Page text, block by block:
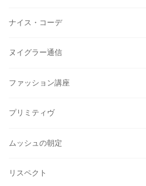
ナイス・コーデ
ヌイグラー通信
ファッション講座
プリミティヴ
ムッシュの朝定
リスペクト